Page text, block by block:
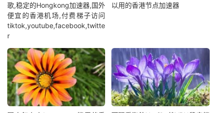
歌,稳定的Hongkong加速器,国外
便宜的香港机场,付费梯子访问
tiktok,youtube,facebook,twitte
r
以用的香港节点加速器